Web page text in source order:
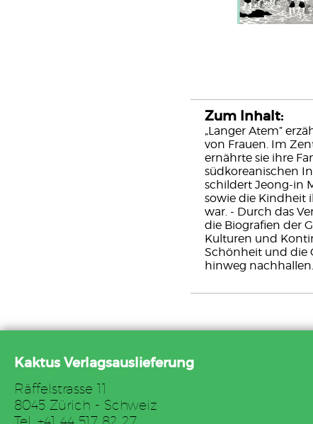
Zum Inhalt:
„Langer Atem”
von Frauen. Im
ernährte sie ihre
südkoreanischen
schildert Jeong-in
sowie die Kindheit
war. - Durch das
die Biografien der
Kulturen und
Schönheit und die
hinweg nachhallen.
Kaktus Verlagsauslieferung
Räffelstrasse 11
8045 Zürich - Schweiz
Tel. +41 44 517 82 27